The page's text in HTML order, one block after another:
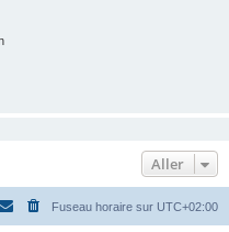
Aller
Fuseau horaire sur UTC+02:00